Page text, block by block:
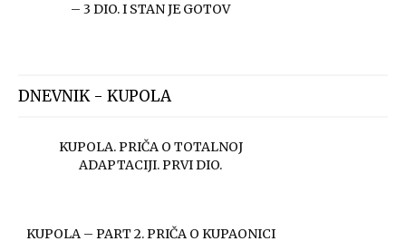
– 3 DIO. I STAN JE GOTOV
DNEVNIK - KUPOLA
KUPOLA. PRIČA O TOTALNOJ
ADAPTACIJI. PRVI DIO.
KUPOLA – PART 2. PRIČA O KUPAONICI